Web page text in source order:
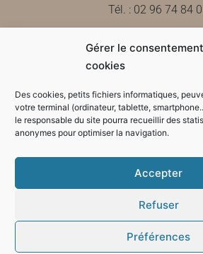
Gérer le
cookies
Des cookies, petits fichiers informatiques,
votre terminal (ordinateur, tablette,
le responsable du site pourra recueillir des
anonymes pour optimiser la navigation.
Accepter
Refuser
Préférences
Tél. : 02 96 74 84
Contactez-nous
Horaires d'ouverture de la